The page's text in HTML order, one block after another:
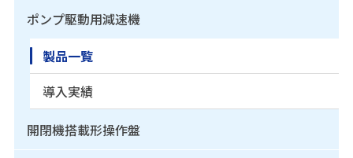
ポンプ駆動用減速機
製品一覧
導入実績
開閉機搭載形操作盤